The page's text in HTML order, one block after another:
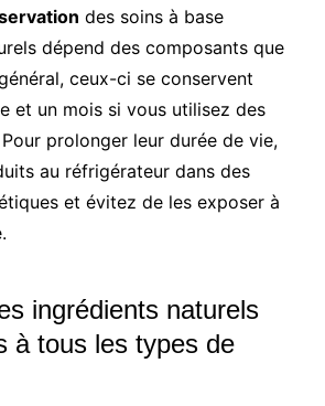
des soins à base
dépend des composants que
ceux-ci se conservent
et un mois si vous utilisez des
prolonger leur durée de vie,
au réfrigérateur dans des
et évitez de les exposer à
ingrédients naturels
à tous les types de